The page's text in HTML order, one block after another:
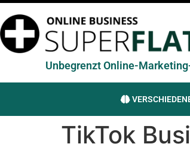
Unbegrenzt Online-
TikTok